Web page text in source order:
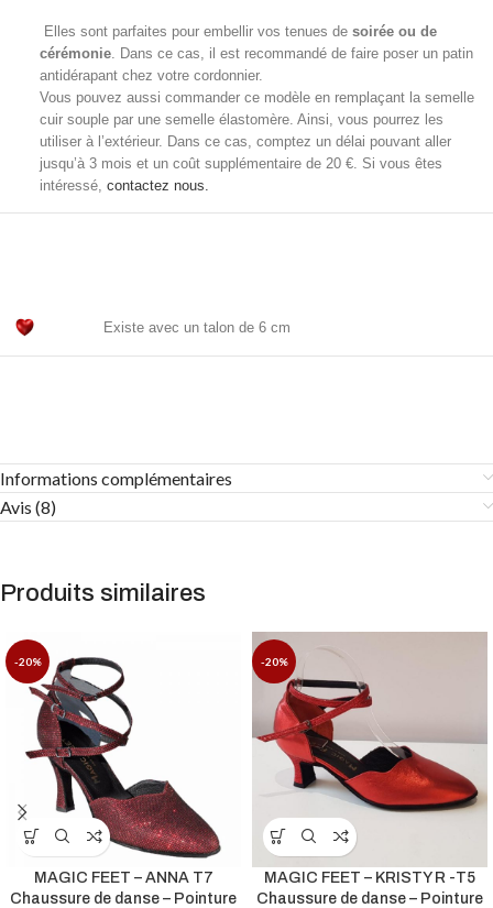
Elles sont parfaites pour embellir vos tenues de soirée ou de
cérémonie . Dans ce cas, il est recommandé de faire poser un patin
antidérapant chez votre cordonnier.
Vous pouvez aussi commander ce modèle en remplaçant la semelle
cuir souple par une semelle élastomère. Ainsi, vous pourrez les
utiliser à l’extérieur. Dans ce cas, comptez un délai pouvant aller
jusqu’à 3 mois et un coût supplémentaire de 20 €. Si vous êtes
intéressé, contactez nous.
Existe avec un talon de 6 cm
Informations complémentaires
Avis (8)
Produits similaires
-20%
MAGIC FEET – ANNA T7
Chaussure de danse – Pointure
-20%
MAGIC FEET – KRISTY R -T5
Chaussure de danse – Pointure